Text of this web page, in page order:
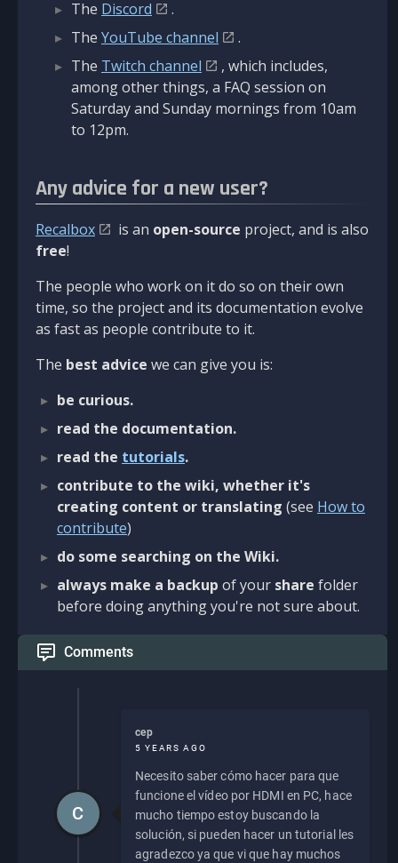
The Discord
.
The YouTube channel
.
The Twitch channel
, which includes,
among other things, a FAQ session on
Saturday and Sunday mornings from 10am
to 12pm.
Any advice for a new user?
Recalbox is an open-source project, and is also
free!
The people who work on it do so on their own
time, so the project and its documentation evolve
as fast as people contribute to it.
The best advice we can give you is:
be curious.
read the documentation.
read the tutorials.
contribute to the wiki, whether it's
creating content or translating (see How to
contribute)
do some searching on the Wiki.
always make a backup of your share folder
before doing anything you're not sure about.
Comments
cep
5 YEARS AGO
Necesito saber cómo hacer para que
funcione el vídeo por HDMI en PC, hace
mucho tiempo estoy buscando la
solución, si pueden hacer un tutorial les
agradezco ya que vi que hay muchos
C